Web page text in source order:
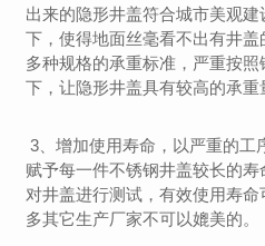
出来的隐形井盖符合城市美观
下，使得地面丝毫看不出有井
多种规格的承重标准，严重按
下，让隐形井盖具有较高的承重
3、增加使用寿命，以严重的工
赋予每一件不锈钢井盖较长的
对井盖进行测试，有效使用寿
多其它生产厂家不可以媲美的。